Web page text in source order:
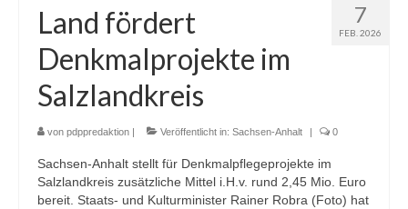
7
FEB. 2026
Land fördert
Denkmalprojekte im
Salzlandkreis
von pdppredaktion | Veröffentlicht in: Sachsen-Anhalt | 0
Sachsen-Anhalt stellt für Denkmalpflegeprojekte im
Salzlandkreis zusätzliche Mittel i.H.v. rund 2,45 Mio. Euro
bereit. Staats- und Kulturminister Rainer Robra (Foto) hat